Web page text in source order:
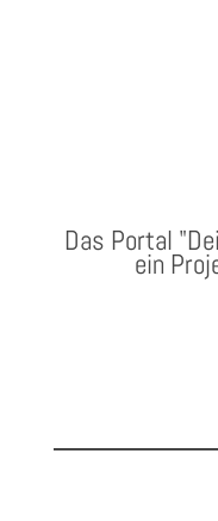
Das Portal
ein